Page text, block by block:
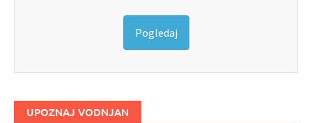
Pogledaj
UPOZNAJ VODNJAN